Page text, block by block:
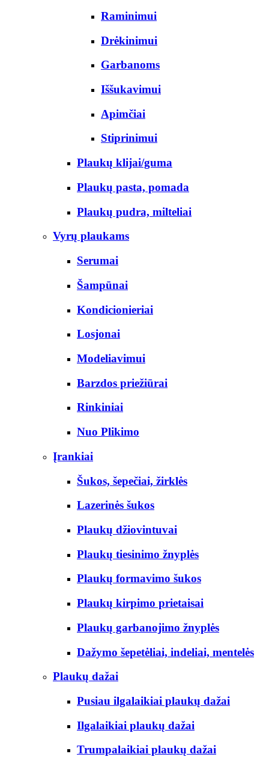
Raminimui
Drėkinimui
Garbanoms
Iššukavimui
Apimčiai
Stiprinimui
Plaukų klijai/guma
Plaukų pasta, pomada
Plaukų pudra, milteliai
Vyrų plaukams
Serumai
Šampūnai
Kondicionieriai
Losjonai
Modeliavimui
Barzdos priežiūrai
Rinkiniai
Nuo Plikimo
Įrankiai
Šukos, šepečiai, žirklės
Lazerinės šukos
Plaukų džiovintuvai
Plaukų tiesinimo žnyplės
Plaukų formavimo šukos
Plaukų kirpimo prietaisai
Plaukų garbanojimo žnyplės
Dažymo šepetėliai, indeliai, mentelės
Plaukų dažai
Pusiau ilgalaikiai plaukų dažai
Ilgalaikiai plaukų dažai
Trumpalaikiai plaukų dažai